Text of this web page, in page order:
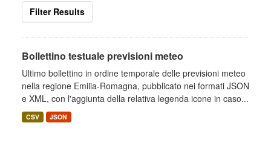
Filter Results
Bollettino testuale previsioni meteo
Ultimo bollettino in ordine temporale delle previsioni meteo
nella regione Emilia-Romagna, pubblicato nei formati JSON
e XML, con l'aggiunta della relativa legenda icone in caso...
CSV JSON